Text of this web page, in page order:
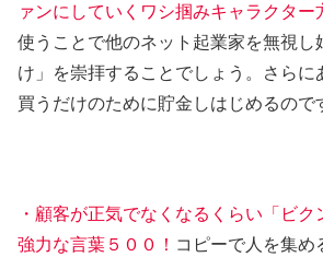
ァンにしていくワシ掴みキャラクター
使うことで他のネット起業家を無視し
け」を崇拝することでしょう。さらに
買うだけのために貯金しはじめるので
・顧客が正気でなくなるくらい「ビ
強力な言葉５００！ コピーで人を集め